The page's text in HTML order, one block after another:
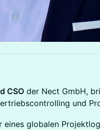
CSO der Nect GmbH,
und
eines globalen